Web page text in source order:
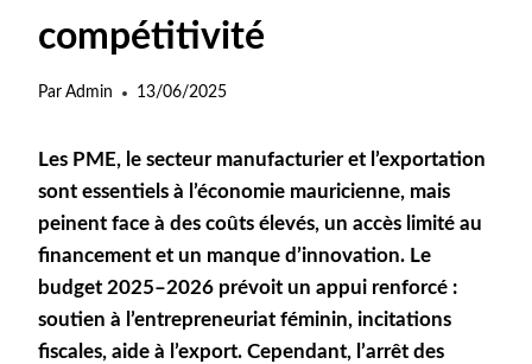
compétitivité
Par Admin 13/06/2025
Les PME, le secteur manufacturier et l’exportation
sont essentiels à l’économie mauricienne, mais
peinent face à des coûts élevés, un accès limité au
financement et un manque d’innovation. Le
budget 2025–2026 prévoit un appui renforcé :
soutien à l’entrepreneuriat féminin, incitations
fiscales, aide à l’export. Cependant, l’arrêt des